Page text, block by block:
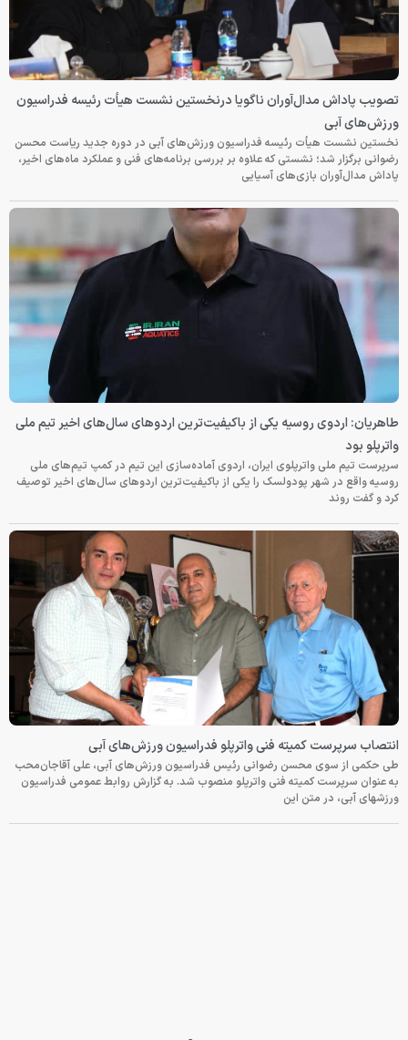
تصویب پاداش مدال‌آوران ناگویا درنخستین نشست هیأت رئیسه فدراسیون
ورزش‌های آبی
نخستین نشست هیأت رئیسه فدراسیون ورزش‌های آبی در دوره جدید ریاست محسن
رضوانی برگزار شد؛ نشستی که علاوه بر بررسی برنامه‌های فنی و عملکرد ماه‌های اخیر،
پاداش مدال‌آوران بازی‌های آسیایی
طاهریان: اردوی روسیه یکی از باکیفیت‌ترین اردوهای سال‌های اخیر تیم ملی
واترپلو بود
سرپرست تیم ملی واترپلوی ایران، اردوی آماده‌سازی این تیم در کمپ تیم‌های ملی
روسیه واقع در شهر پودولسک را یکی از باکیفیت‌ترین اردوهای سال‌های اخیر توصیف
کرد و گفت روند
انتصاب سرپرست کمیته فنی واترپلو فدراسیون ورزش‌های آبی
طی حکمی از سوی محسن رضوانی رئیس فدراسیون ورزش‌های آبی، علی آقاجان‌محب
به عنوان سرپرست کمیته فنی واترپلو منصوب شد. به گزارش روابط عمومی فدراسیون
ورزشهای آبی، در متن این